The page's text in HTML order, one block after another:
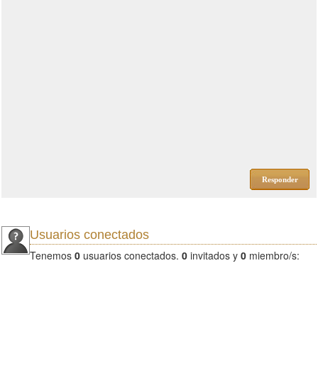
Responder
Usuarios conectados
Tenemos 0 usuarios conectados. 0 invitados y 0 miembro/s: